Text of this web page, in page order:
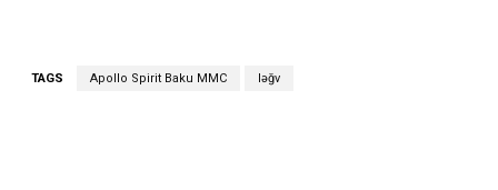
TAGS Apollo Spirit Baku MMC ləğv